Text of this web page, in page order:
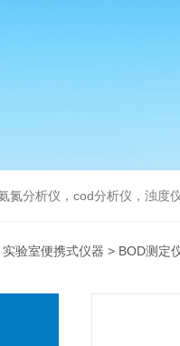
氮分析仪，cod分析仪，浊度
实验室便携式仪器 > BOD测定